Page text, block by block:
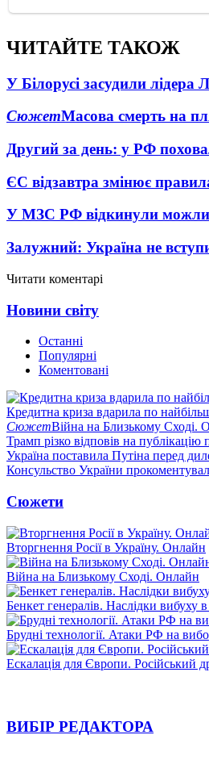
ЧИТАЙТЕ ТАКОЖ
У Білорусі засудили лідера
СюжетМасова смерть на
Другий за день: у РФ
ЄС відзавтра змінює
У МЗС РФ відкинули
Залужний: Україна не
Читати коментарі
Новини світу
Останні
Популярні
Коментовані
Кредитна криза вдарила по
СюжетВійна на Близькому Сході.
Трамп різко відповів на публікацію
Україна поставила Путіна перед
Консульство України
Сюжети
Вторгнення Росії в Україну. Онлайн
Війна на Близькому Сході. Онлайн
Бенкет генералів. Наслідки вибуху
Брудні технології. Атаки РФ на
Ескалація для Європи. Російський
ВИБІР РЕДАКТОРА